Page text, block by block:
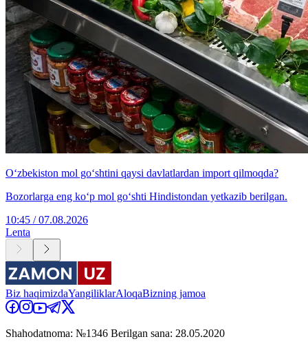
O‘zbekiston mol go‘shtini qaysi davlatlardan import qilmoqda?
Bozorlarga eng ko‘p mol go‘shti Hindistondan yetkazib berilgan.
10:45 / 07.08.2026
Lenta
Biz haqimizdaYangiliklarAloqaBizning jamoa
Shahodatnoma: №1346 Berilgan sana: 28.05.2020